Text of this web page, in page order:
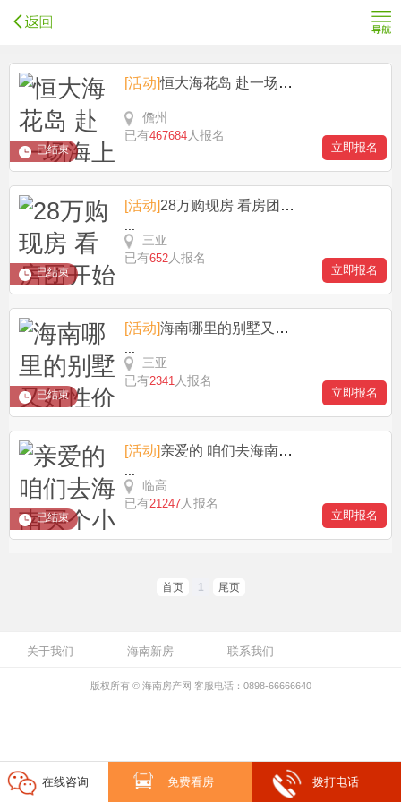
[活动]恒大海花岛 赴一场海上欢歌，开启美好岛居生活
儋州
已有467684 人报名
已结束 立即报名
[活动]28万购现房 看房团开始啦 海南岛安家
三亚
已有652 人报名
已结束 立即报名
[活动]海南哪里的别墅又好性价比又高？
三亚
已有2341 人报名
已结束 立即报名
[活动]亲爱的 咱们去海南买个小房子，做对幸福的两口子
临高
已有21247 人报名
已结束 立即报名
首页 1 尾页
关于我们 海南新房 联系我们
版权所有 © 海南房产网 客服电话：0898-66666640
在线咨询 免费看房 拨打电话